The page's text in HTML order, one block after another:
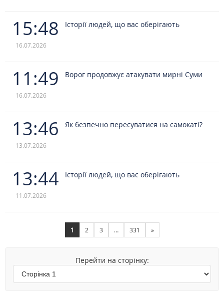
15:48
16.07.2026
Історії людей, що вас оберігають
11:49
16.07.2026
Ворог продовжує атакувати мирні Суми
13:46
13.07.2026
Як безпечно пересуватися на самокаті?
13:44
11.07.2026
Історії людей, що вас оберігають
1 2 3 … 331 »
Перейти на сторінку: